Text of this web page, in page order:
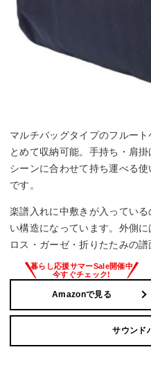
マルチバッグタイプのフルー
とめて収納可能。手持ち・肩
シーンに合わせて持ち運べる
です。
楽譜入れに中敷きが入ってい
い構造になっています。外側
ロス・ガーゼ・折りたたみの譜
Amazonで見る
サウンド